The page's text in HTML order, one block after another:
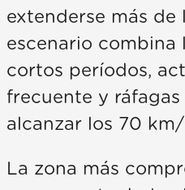
extenderse más de
escenario combina
cortos períodos,
frecuente y
alcanzar los 70
La zona más